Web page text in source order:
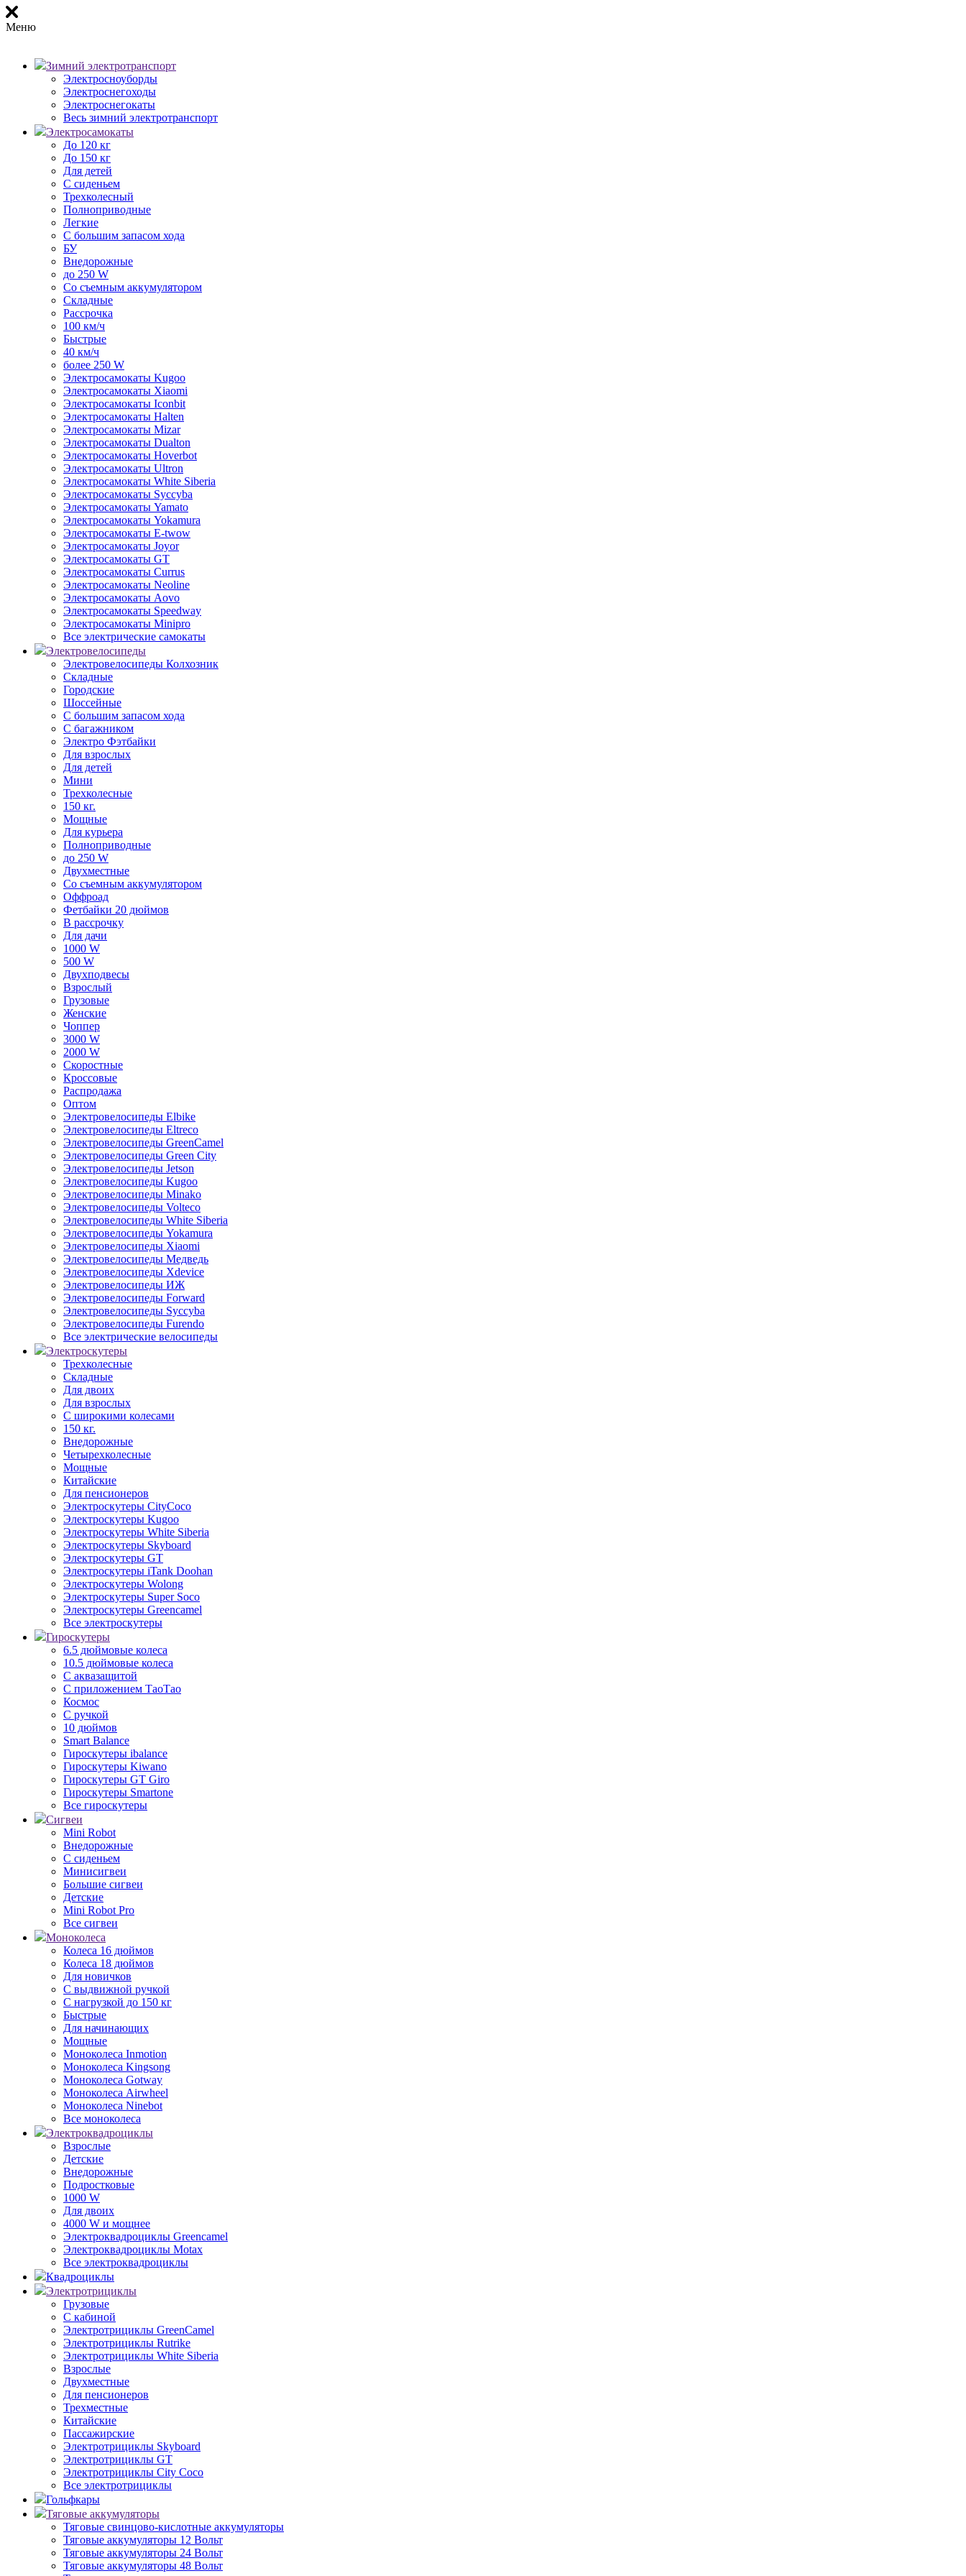
Меню
Зимний электротранспорт
Электросноуборды
Электроснегоходы
Электроснегокаты
Весь зимний электротранспорт
Электросамокаты
До 120 кг
До 150 кг
Для детей
С сиденьем
Трехколесный
Полноприводные
Легкие
С большим запасом хода
БУ
Внедорожные
до 250 W
Со съемным аккумулятором
Складные
Рассрочка
100 км/ч
Быстрые
40 км/ч
более 250 W
Электросамокаты Kugoo
Электросамокаты Xiaomi
Электросамокаты Iconbit
Электросамокаты Halten
Электросамокаты Mizar
Электросамокаты Dualton
Электросамокаты Hoverbot
Электросамокаты Ultron
Электросамокаты White Siberia
Электросамокаты Syccyba
Электросамокаты Yamato
Электросамокаты Yokamura
Электросамокаты E-twow
Электросамокаты Joyor
Электросамокаты GT
Электросамокаты Currus
Электросамокаты Neoline
Электросамокаты Aovo
Электросамокаты Speedway
Электросамокаты Minipro
Все электрические самокаты
Электровелосипеды
Электровелосипеды Колхозник
Складные
Городские
Шоссейные
С большим запасом хода
С багажником
Электро Фэтбайки
Для взрослых
Для детей
Мини
Трехколесные
150 кг.
Мощные
Для курьера
Полноприводные
до 250 W
Двухместные
Со съемным аккумулятором
Оффроад
Фетбайки 20 дюймов
В рассрочку
Для дачи
1000 W
500 W
Двухподвесы
Взрослый
Грузовые
Женские
Чоппер
3000 W
2000 W
Скоростные
Кроссовые
Распродажа
Оптом
Электровелосипеды Elbike
Электровелосипеды Eltreco
Электровелосипеды GreenCamel
Электровелосипеды Green City
Электровелосипеды Jetson
Электровелосипеды Kugoo
Электровелосипеды Minako
Электровелосипеды Volteco
Электровелосипеды White Siberia
Электровелосипеды Yokamura
Электровелосипеды Xiaomi
Электровелосипеды Медведь
Электровелосипеды Xdevice
Электровелосипеды ИЖ
Электровелосипеды Forward
Электровелосипеды Syccyba
Электровелосипеды Furendo
Все электрические велосипеды
Электроскутеры
Трехколесные
Складные
Для двоих
Для взрослых
С широкими колесами
150 кг.
Внедорожные
Четырехколесные
Мощные
Китайские
Для пенсионеров
Электроскутеры CityCoco
Электроскутеры Kugoo
Электроскутеры White Siberia
Электроскутеры Skyboard
Электроскутеры GT
Электроскутеры iTank Doohan
Электроскутеры Wolong
Электроскутеры Super Soco
Электроскутеры Greencamel
Все электроскутеры
Гироскутеры
6.5 дюймовые колеса
10.5 дюймовые колеса
С аквазащитой
С приложением ТаоТао
Космос
С ручкой
10 дюймов
Smart Balance
Гироскутеры ibalance
Гироскутеры Kiwano
Гироскутеры GT Giro
Гироскутеры Smartone
Все гироскутеры
Сигвеи
Mini Robot
Внедорожные
С сиденьем
Минисигвеи
Большие сигвеи
Детские
Mini Robot Pro
Все сигвеи
Моноколеса
Колеса 16 дюймов
Колеса 18 дюймов
Для новичков
С выдвижной ручкой
С нагрузкой до 150 кг
Быстрые
Для начинающих
Мощные
Моноколеса Inmotion
Моноколеса Kingsong
Моноколеса Gotway
Моноколеса Airwheel
Моноколеса Ninebot
Все моноколеса
Электроквадроциклы
Взрослые
Детские
Внедорожные
Подростковые
1000 W
Для двоих
4000 W и мощнее
Электроквадроциклы Greencamel
Электроквадроциклы Motax
Все электроквадроциклы
Квадроциклы
Электротрициклы
Грузовые
С кабиной
Электротрициклы GreenCamel
Электротрициклы Rutrike
Электротрициклы White Siberia
Взрослые
Двухместные
Для пенсионеров
Трехместные
Китайские
Пассажирские
Электротрициклы Skyboard
Электротрициклы GT
Электротрициклы City Coco
Все электротрициклы
Гольфкары
Тяговые аккумуляторы
Тяговые свинцово-кислотные аккумуляторы
Тяговые аккумуляторы 12 Вольт
Тяговые аккумуляторы 24 Вольт
Тяговые аккумуляторы 48 Вольт